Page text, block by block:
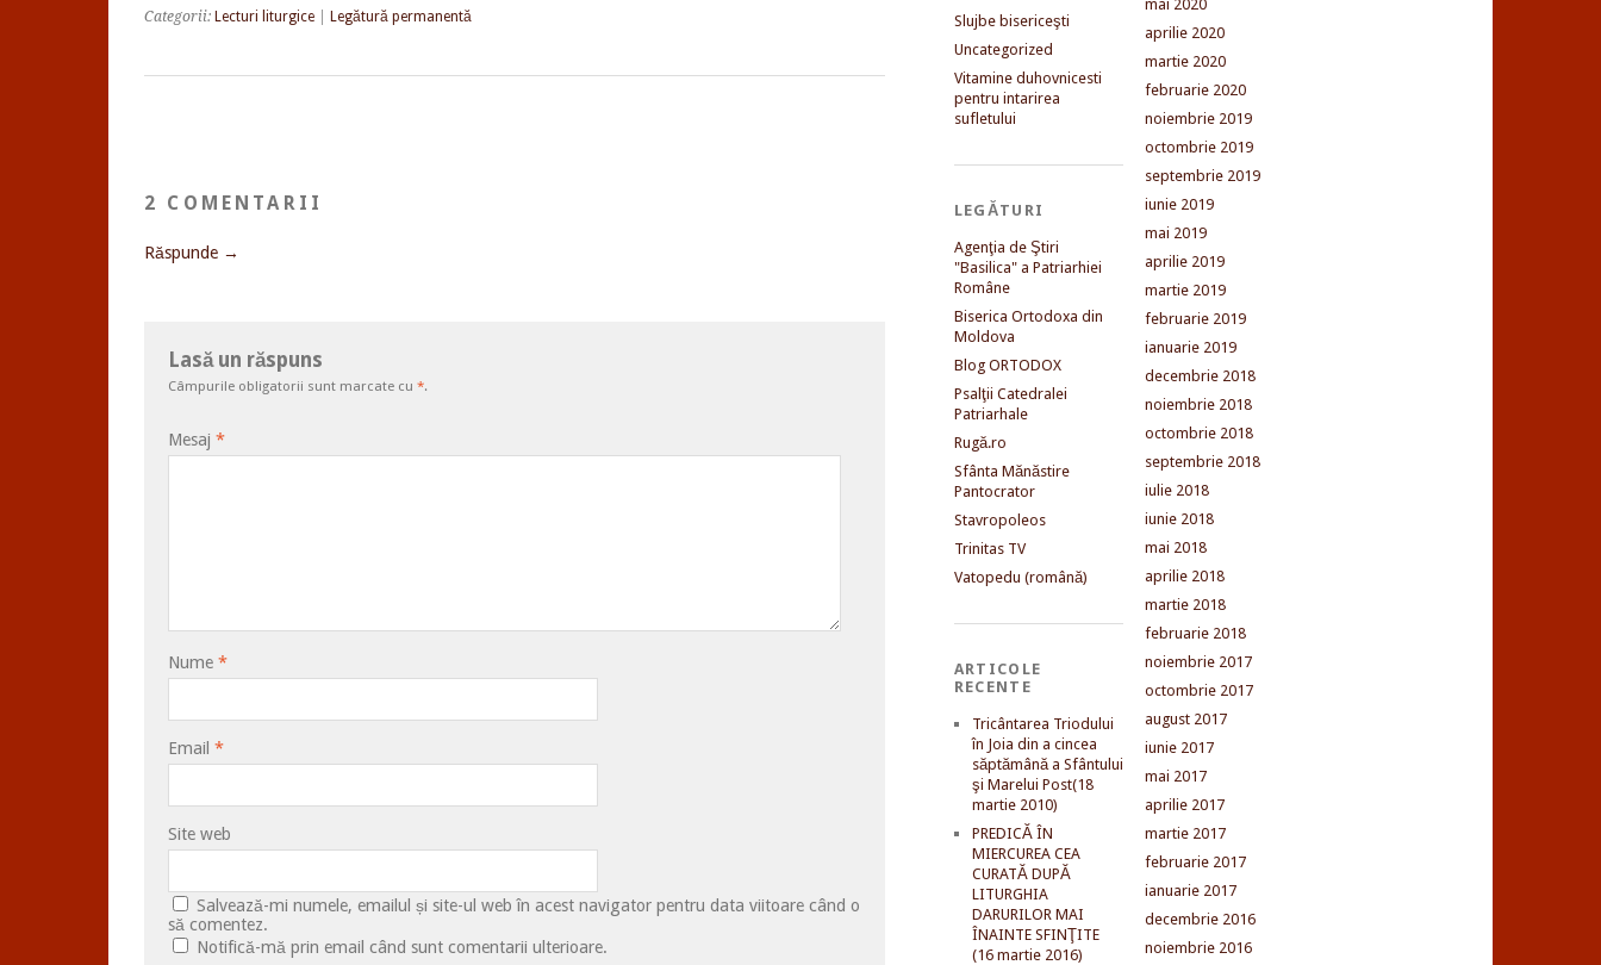
Categorii: Lecturi liturgice Legătură permanentă
2 COMENTARII
Răspunde →
Lasă un răspuns
Câmpurile obligatorii sunt marcate cu *.
Mesaj *
Nume *
Email *
Site web
Salvează-mi numele, emailul și site-ul web în acest navigator pentru data viitoare când o
să comentez.
Notifică-mă prin email când sunt comentarii ulterioare.
Slujbe bisericeşti
Uncategorized
Vitamine duhovnicesti
pentru intarirea
sufletului
LEGĂTURI
Agenţia de Ştiri
"Basilica" a Patriarhiei
Române
Biserica Ortodoxa din
Moldova
Blog ORTODOX
Psalţii Catedralei
Patriarhale
Rugă.ro
Sfânta Mănăstire
Pantocrator
Stavropoleos
Trinitas TV
Vatopedu (română)
ARTICOLE
RECENTE
Tricântarea Triodului
în Joia din a cincea
săptămână a Sfântului
şi Marelui Post(18
martie 2010)
PREDICĂ ÎN
MIERCUREA CEA
CURATĂ DUPĂ
LITURGHIA
DARURILOR MAI
ÎNAINTE SFINŢITE
(16 martie 2016)
mai 2020
aprilie 2020
martie 2020
februarie 2020
noiembrie 2019
octombrie 2019
septembrie 2019
iunie 2019
mai 2019
aprilie 2019
martie 2019
februarie 2019
ianuarie 2019
decembrie 2018
noiembrie 2018
octombrie 2018
septembrie 2018
iulie 2018
iunie 2018
mai 2018
aprilie 2018
martie 2018
februarie 2018
noiembrie 2017
octombrie 2017
august 2017
iunie 2017
mai 2017
aprilie 2017
martie 2017
februarie 2017
ianuarie 2017
decembrie 2016
noiembrie 2016